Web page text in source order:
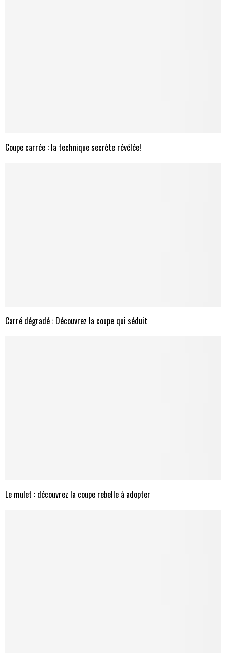
Coupe carrée : la technique secrète révélée!
Carré dégradé : Découvrez la coupe qui séduit
Le mulet : découvrez la coupe rebelle à adopter